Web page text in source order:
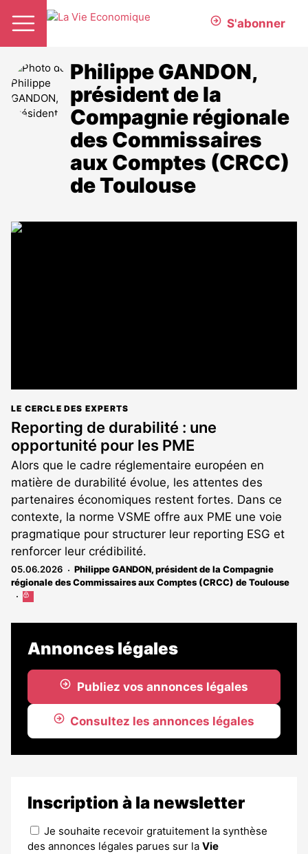
S'abonner
Philippe GANDON,
président de la
Compagnie régionale
des Commissaires
aux Comptes (CRCC)
de Toulouse
LE CERCLE DES EXPERTS
Reporting de durabilité : une
opportunité pour les PME
Alors que le cadre réglementaire européen en
matière de durabilité évolue, les attentes des
partenaires économiques restent fortes. Dans ce
contexte, la norme VSME offre aux PME une voie
pragmatique pour structurer leur reporting ESG et
renforcer leur crédibilité.
05.06.2026
Philippe GANDON, président de la Compagnie
régionale des Commissaires aux Comptes (CRCC) de Toulouse
Cet
est
aux
Annonces légales
Publiez vos annonces légales
Consultez les annonces légales
Inscription à la newsletter
Je souhaite recevoir gratuitement la synthèse
des annonces légales parues sur la Vie